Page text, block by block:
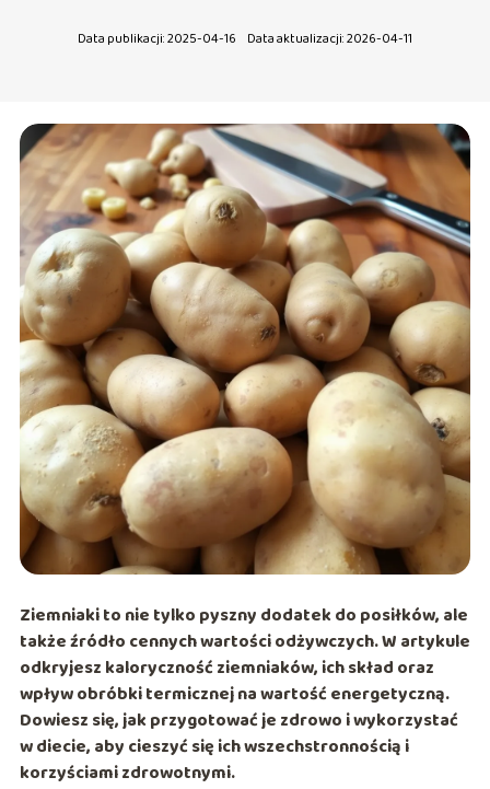
Data publikacji: 2025-04-16 Data aktualizacji: 2026-04-11
Ziemniaki to nie tylko pyszny dodatek do posiłków, ale
także źródło cennych wartości odżywczych. W artykule
odkryjesz kaloryczność ziemniaków, ich skład oraz
wpływ obróbki termicznej na wartość energetyczną.
Dowiesz się, jak przygotować je zdrowo i wykorzystać
w diecie, aby cieszyć się ich wszechstronnością i
korzyściami zdrowotnymi.